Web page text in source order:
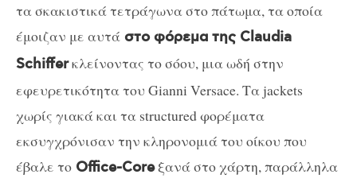
τα σκακιστικά τετράγωνα στο πάτωμα, τα οποία
έμοιζαν με αυτά στο φόρεμα της Claudia
Schifferκλείνοντας το σόου, μια ωδή στην
εφευρετικότητα του Gianni Versace. Τα jackets
χωρίς γιακά και τα structured φορέματα
εκσυγχρόνισαν την κληρονομιά του οίκου που
έβαλε το Office-Coreξανά στο χάρτη, παράλληλα